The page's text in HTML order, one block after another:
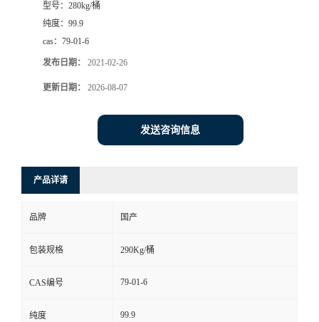
型号： 280kg/桶
纯度： 99.9
cas： 79-01-6
发布日期： 2021-02-26
更新日期： 2026-08-07
发送咨询信息
产品详请
品牌 国产
包装规格 290Kg/桶
CAS编号 79-01-6
纯度 99.9